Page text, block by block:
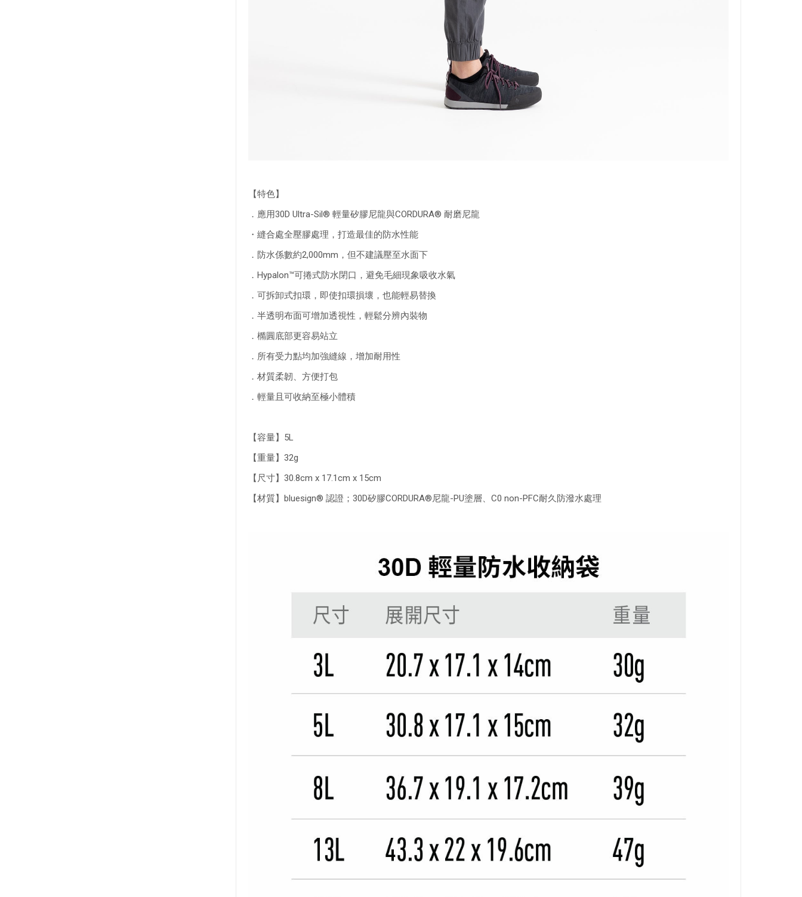
【特色】
．應用30D Ultra-Sil® 輕量矽膠尼龍與CORDURA® 耐磨尼龍
・縫合處全壓膠處理，打造最佳的防水性能
．防水係數約2,000mm，但不建議壓至水面下
．Hypalon™可捲式防水閉口，避免毛細現象吸收水氣
．可拆卸式扣環，即使扣環損壞，也能輕易替換
．半透明布面可增加透視性，輕鬆分辨內裝物
．橢圓底部更容易站立
．所有受力點均加強縫線，增加耐用性
．材質柔韌、方便打包
．輕量且可收納至極小體積
【容量】5L
【重量】32g
【尺寸】30.8cm x 17.1cm x 15cm
【材質】bluesign® 認證；30D矽膠CORDURA®尼龍-PU塗層、C0 non-PFC耐久防潑水處理